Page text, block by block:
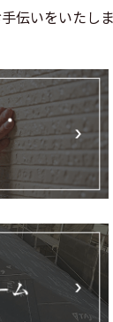
伝いをいたしま